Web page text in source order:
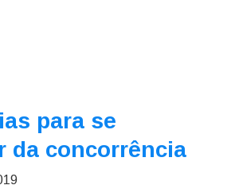
para se
da concorrência